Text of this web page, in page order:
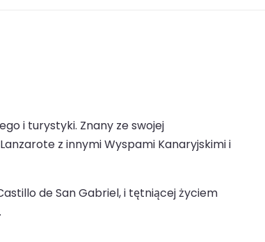
i turystyki. Znany ze swojej
z innymi Wyspami Kanaryjskimi i
de San Gabriel, i tętniącej życiem